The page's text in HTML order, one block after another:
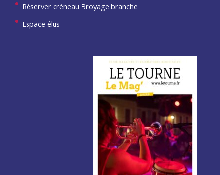
Réserver créneau Broyage branche
Espace élus